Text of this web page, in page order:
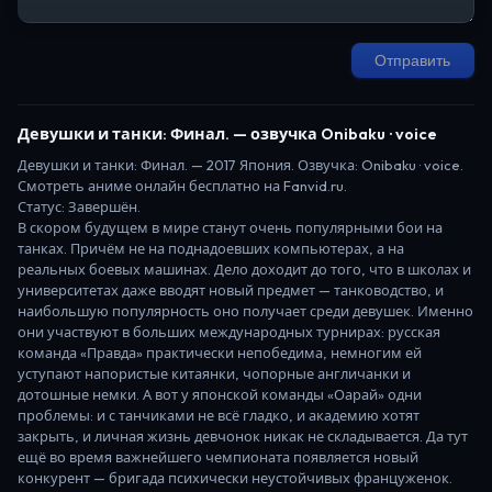
Отправить
Девушки и танки: Финал. — озвучка Onibaku · voice
Девушки и танки: Финал. — 2017 Япония . Озвучка: Onibaku · voice.
Смотреть аниме онлайн бесплатно на Fanvid.ru.
Статус: Завершён
В скором будущем в мире станут очень популярными бои на
танках. Причём не на поднадоевших компьютерах, а на
реальных боевых машинах. Дело доходит до того, что в школах и
университетах даже вводят новый предмет — танководство, и
наибольшую популярность оно получает среди девушек. Именно
они участвуют в больших международных турнирах: русская
команда «Правда» практически непобедима, немногим ей
уступают напористые китаянки, чопорные англичанки и
дотошные немки. А вот у японской команды «Оарай» одни
проблемы: и с танчиками не всё гладко, и академию хотят
закрыть, и личная жизнь девчонок никак не складывается. Да тут
ещё во время важнейшего чемпионата появляется новый
конкурент — бригада психически неустойчивых француженок.